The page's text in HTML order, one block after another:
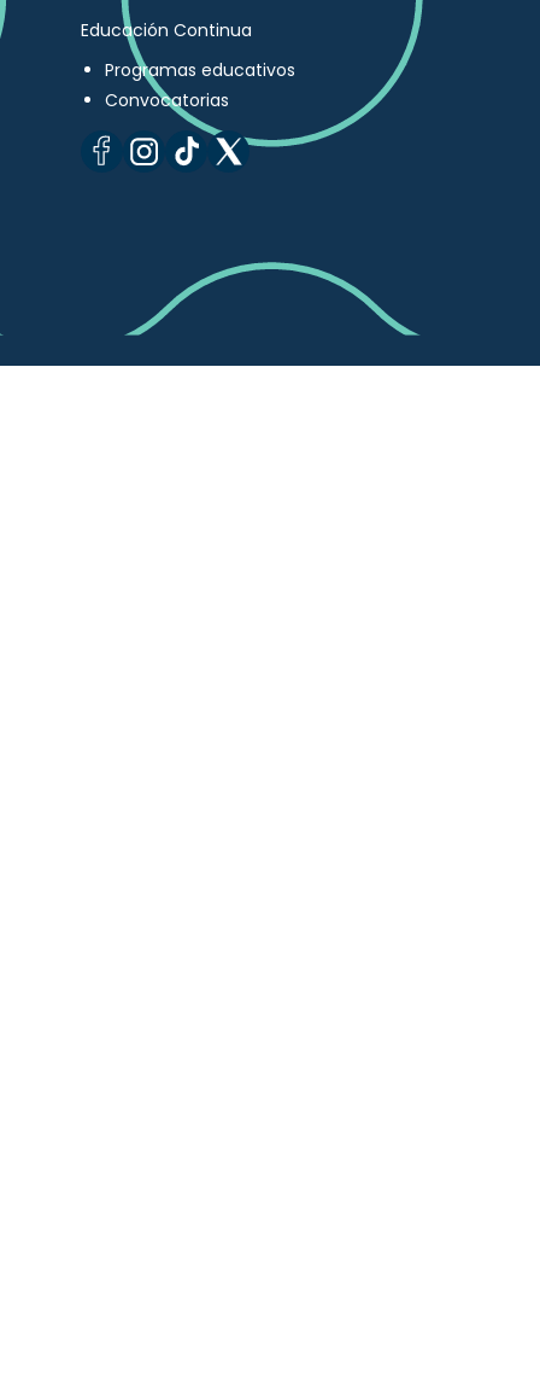
Educación Continua
Programas educativos
Convocatorias